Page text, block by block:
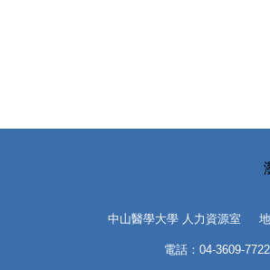
中山醫學大學 人力資源室 地
電話：04-3609-